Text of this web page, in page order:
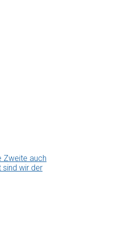
Zweite auch
sind wir der